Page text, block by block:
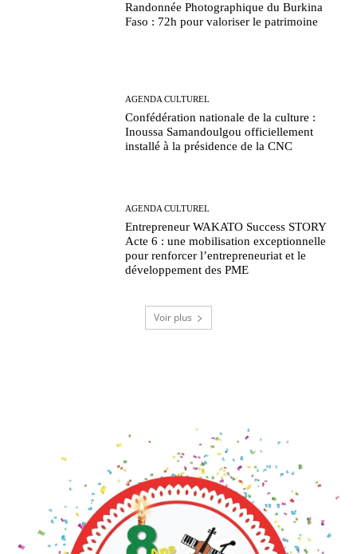
Randonnée Photographique du Burkina
Faso : 72h pour valoriser le patrimoine
AGENDA CULTUREL
Confédération nationale de la culture :
Inoussa Samandoulgou officiellement
installé à la présidence de la CNC
AGENDA CULTUREL
Entrepreneur WAKATO Success STORY
Acte 6 : une mobilisation exceptionnelle
pour renforcer l’entrepreneuriat et le
développement des PME
Voir plus